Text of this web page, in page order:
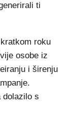
ti
roku
osobe iz
i širenju
dolazilo s